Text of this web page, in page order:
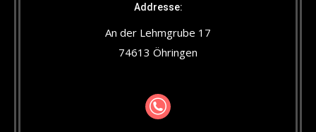
Addresse:
An der Lehmgrube 17
74613 Öhringen